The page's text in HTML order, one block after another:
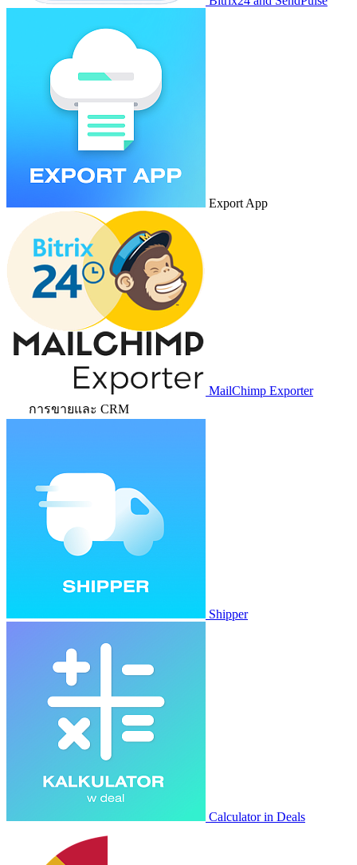
Export App
MailChimp Exporter
การขายและ CRM
Shipper
Calculator in Deals